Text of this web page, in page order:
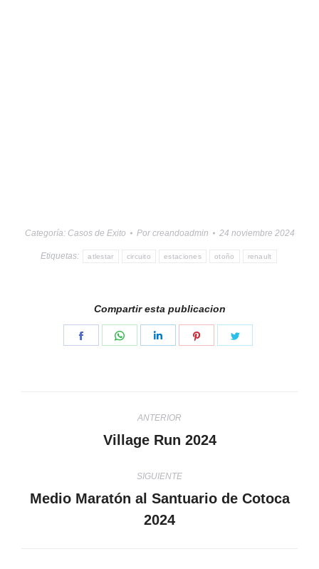
Categoría: Casos de Exito Por creandoadmin 24 noviembre 2024
Etiquetas: atlestar circuito estaciones otoño renault
Compartir esta publicacion
Share
Share
Share
Share
publicaciones
ANTERIOR
Publicación
Village Run 2024
SIGUIENTE
siguiente:
Medio Maratón al Santuario de Cotoca
2024